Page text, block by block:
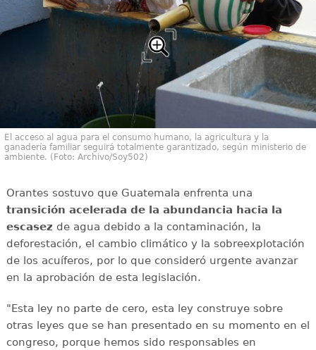
El acceso al agua para el consumo humano, la agricultura y la
ganadería familiar seguirá totalmente garantizado, según ministerio de
ambiente. (Foto: Archivo/Soy502)
Orantes sostuvo que Guatemala enfrenta una
transición acelerada de la abundancia hacia la
escasez de agua debido a la contaminación, la
deforestación, el cambio climático y la sobreexplotación
de los acuíferos, por lo que consideró urgente avanzar
en la aprobación de esta legislación.
"Esta ley no parte de cero, esta ley construye sobre
otras leyes que se han presentado en su momento en el
congreso, porque hemos sido responsables en